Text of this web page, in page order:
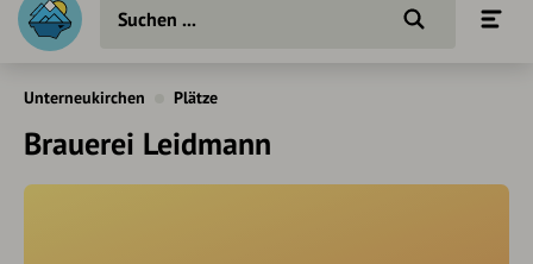
Unterneukirchen Plätze
Brauerei Leidmann